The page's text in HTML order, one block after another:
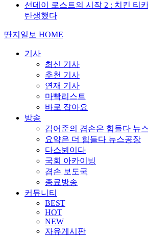
선데이 로스트의 시작 2 : 치킨 티
탄생했다
딴지일보 HOME
기사
최신 기사
추천 기사
연재 기사
마빡리스트
바로 잡아요
방송
김어준의 겸손은 힘들다 뉴
요약은 더 힘들다 뉴스공장
다스뵈이다
국회 아카이빙
겸손 보도국
종료방송
커뮤니티
BEST
HOT
NEW
자유게시판